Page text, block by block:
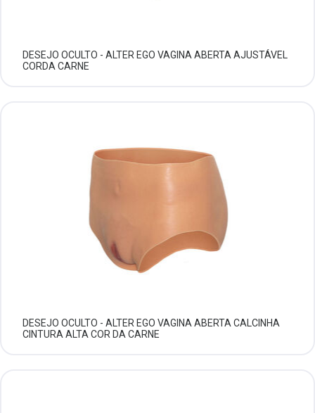
DESEJO OCULTO - ALTER EGO VAGINA ABERTA AJUSTÁVEL
CORDA CARNE
DESEJO OCULTO - ALTER EGO VAGINA ABERTA CALCINHA
CINTURA ALTA COR DA CARNE